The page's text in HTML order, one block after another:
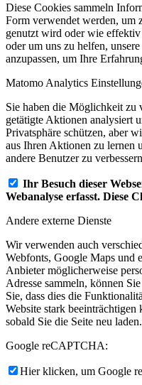
Diese Cookies sammeln
Form verwendet werden, um
genutzt wird oder wie
oder um uns zu helfen,
anzupassen, um Ihre
Matomo Analytics
Sie haben die Möglichkeit zu
getätigte Aktionen analysiert
Privatsphäre schützen, aber
aus Ihren Aktionen zu lernen
andere Benutzer zu
Ihr Besuch dieser
Webanalyse erfasst. Diese
Andere externe Dienste
Wir verwenden auch
Webfonts, Google Maps und
Anbieter möglicherweise
Adresse sammeln, können
Sie, dass dies die
Website stark
sobald Sie die Seite neu laden.
Google reCAPTCHA:
Hier klicken, um Google